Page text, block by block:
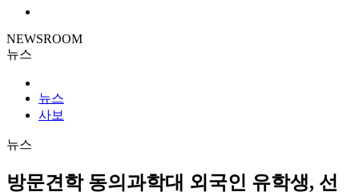
NEWSROOM
뉴스
뉴스
사보
뉴스
방문견학 동의과학대 외국인 유학생, 선